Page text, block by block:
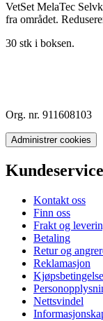
VetSet MelaTec
fra området.
30 stk i boksen.
Org. nr. 911608103
Administrer cookies
Kundeservice
Kontakt oss
Finn oss
Frakt og
Betaling
Retur og
Reklamasjon
Nettsvindel